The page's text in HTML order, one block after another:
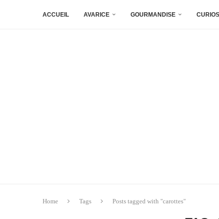
ACCUEIL AVARICE GOURMANDISE
Home Tags Posts tagged with "carottes"